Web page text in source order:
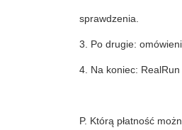
sprawdzenia.
3. Po drugie:
4. Na koniec:
P. Którą płatność